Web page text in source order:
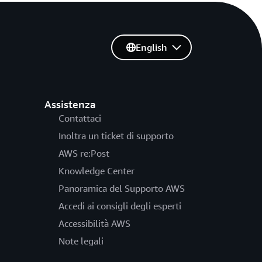
Assistenza
Contattaci
Inoltra un ticket di supporto
AWS re:Post
Knowledge Center
Panoramica del Supporto AWS
Accedi ai consigli degli esperti
Accessibilità AWS
Note legali
English